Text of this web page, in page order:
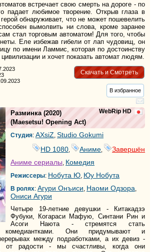
встречает свою смерть на дороге - по
падает любимое творение. Открыв глаза в
обнаруживает, что не может пошевелить
вымолвить ни слова, кроме заранее
стал торговым автоматом! Для того, чтобы
Еле избежав гибели от лап чудовищ, он
по имени Ламмис, которая по достоинству
цивилизации и хочет показать автомат людям.
Скачать и Смотреть
В избранное
WebRip HD
Разминка (2020)
(Maesetsu! Opening Act)
Студия: AXsiZ, Studio Gokumi
HD 1080
Аниме
Завершён
Аниме сериалы, Комедия
Режиссеры: Нобута Ю, Юу Нобута
В ролях: Агури Онъиси, Наоми Одзора,
Ониси Агури
Четыре 19-летние девушки - Китакадзэ
Фубуки, Когараси Мафую, Синтани Рин и
Асоги Наюта - стремятся стать
комедиантками. Они придумывают и
между подработками, а их девиз -
от радости - мы счастливы, когда они